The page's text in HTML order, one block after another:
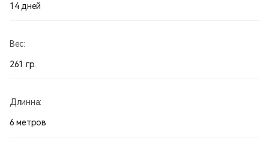
14 дней
Вес:
261 гр.
Длинна:
6 метров